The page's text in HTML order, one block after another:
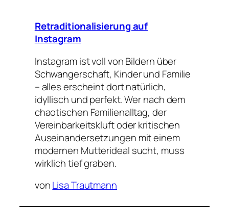
Retraditionalisierung auf
Instagram
Instagram ist voll von Bildern über
Schwangerschaft, Kinder und Familie
– alles erscheint dort natürlich,
idyllisch und perfekt. Wer nach dem
chaotischen Familienalltag, der
Vereinbarkeitskluft oder kritischen
Auseinandersetzungen mit einem
modernen Mutterideal sucht, muss
wirklich tief graben.
vonLisa Trautmann